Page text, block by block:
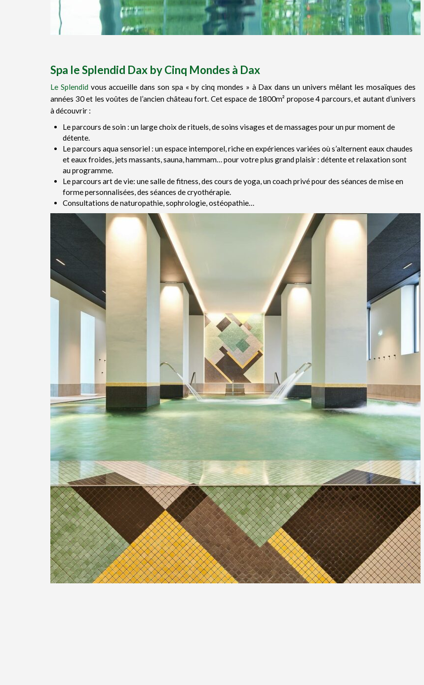
Spa le Splendid Dax by Cinq Mondes à Dax
Le Splendidvous accueille dans son spa « by cinq mondes » à Dax dans un univers mêlant les mosaïques des
années 30 et les voûtes de l’ancien château fort. Cet espace de 1800m² propose 4 parcours, et autant d’univers
à découvrir :
Le parcours de soin : un large choix de rituels, de soins visages et de massages pour un pur moment de
détente.
Le parcours aqua sensoriel : un espace intemporel, riche en expériences variées où s’alternent eaux chaudes
et eaux froides, jets massants, sauna, hammam… pour votre plus grand plaisir : détente et relaxation sont
au programme.
Le parcours art de vie: une salle de fitness, des cours de yoga, un coach privé pour des séances de mise en
forme personnalisées, des séances de cryothérapie.
Consultations de naturopathie, sophrologie, ostéopathie…